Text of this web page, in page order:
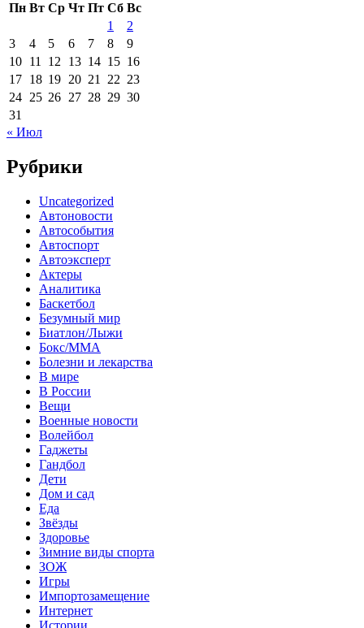
Пн Вт Ср Чт Пт Сб Вс
1
2
3
4 5 6 7 8
9
10 11 12 13 14 15 16
17 18 19 20 21 22 23
24 25 26 27 28 29 30
31
« Июл
Рубрики
Uncategorized
Автоновости
Автособытия
Автоспорт
Автоэксперт
Актеры
Аналитика
Баскетбол
Безумный мир
Биатлон/Лыжи
Бокс/MMA
Болезни и лекарства
В мире
В России
Вещи
Военные новости
Волейбол
Гаджеты
Гандбол
Дети
Дом и сад
Еда
Звёзды
Здоровье
Зимние виды спорта
ЗОЖ
Игры
Импортозамещение
Интернет